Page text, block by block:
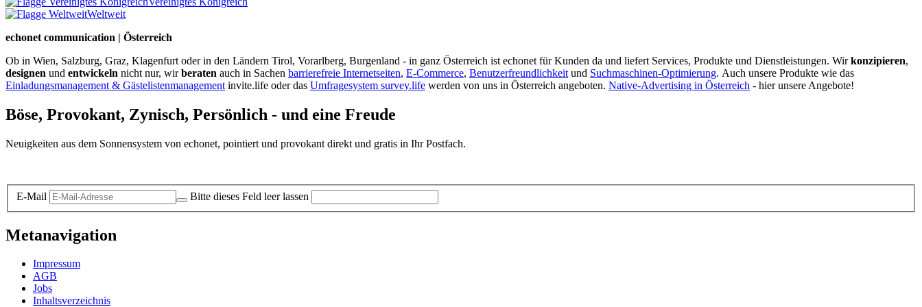
Weltweit
echonet communication | Österreich
Ob in Wien, Salzburg, Graz, Klagenfurt oder in den Ländern Tirol, Vorarlberg, Burgenland - in ganz Österreich ist echonet für Kunden da und liefert Services, Produkte und Dienstleistungen. Wirkonzipieren,
designen und entwickeln nicht nur, wirberaten auch in Sachen barrierefreie Internetseiten, E-Commerce, Benutzerfreundlichkeit und Suchmaschinen-Optimierung. Auch unsere Produkte wie das
Einladungsmanagement & Gästelistenmanagement invite.life oder das Umfragesystem survey.life werden von uns in Österreich angeboten. Native-Advertising in Österreich - hier unsere Angebote!
Böse, Provokant, Zynisch, Persönlich - und eine Freude
Neuigkeiten aus dem Sonnensystem von echonet, pointiert und provokant direkt und gratis in Ihr Postfach.
E-Mail Bitte dieses Feld leer lassen
Metanavigation
Impressum
AGB
Jobs
Inhaltsverzeichnis